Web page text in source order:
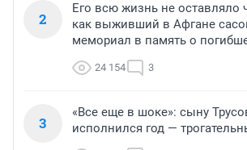
2
Его всю жизнь не оставляло
как выживший в Афгане
мемориал в память о
24 154 3
3
«Все еще в шоке»: сыну
исполнился год —